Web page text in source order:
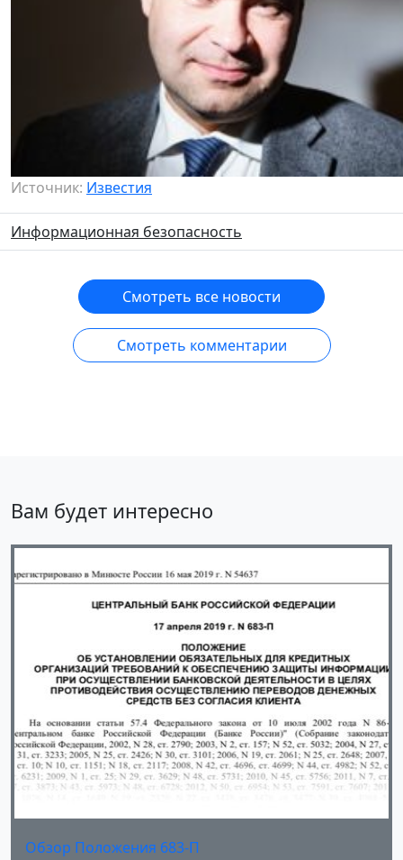
Источник: Известия
Информационная безопасность
Смотреть все новости
Смотреть комментарии
Вам будет интересно
Обзор Положения 683-П